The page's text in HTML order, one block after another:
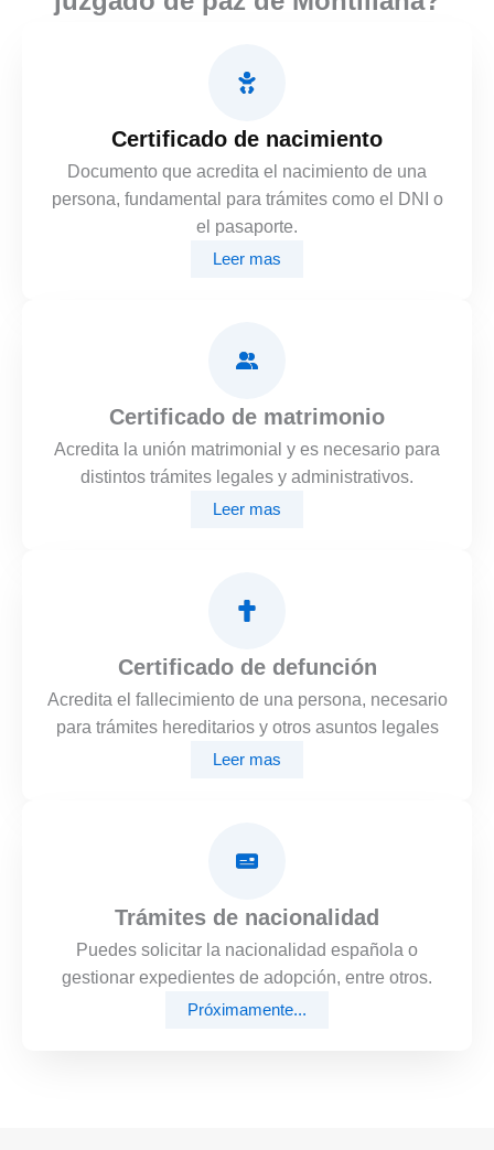
Certificado de nacimiento
Documento que acredita el nacimiento de una
persona, fundamental para trámites como el DNI o
el pasaporte.
Leer mas
Certificado de matrimonio
Acredita la unión matrimonial y es necesario para
distintos trámites legales y administrativos.
Leer mas
Certificado de defunción
Acredita el fallecimiento de una persona, necesario
para trámites hereditarios y otros asuntos legales
Leer mas
Trámites de nacionalidad
Puedes solicitar la nacionalidad española o
gestionar expedientes de adopción, entre otros.
Próximamente...